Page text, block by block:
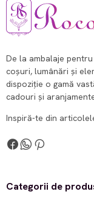
De la ambalaje
coșuri, lumânări și
dispoziție o gamă
cadouri și
Inspiră-te din
Categorii de